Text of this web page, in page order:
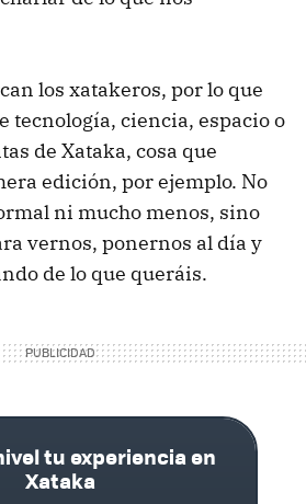
los xatakeros, por lo que
tecnología, ciencia, espacio o
de Xataka, cosa que
edición, por ejemplo. No
ni mucho menos, sino
vernos, ponernos al día y
de lo que queráis.
tu experiencia en
Xataka